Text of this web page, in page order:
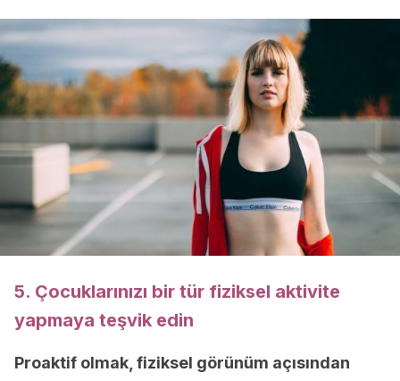
5. Çocuklarınızı bir tür fiziksel aktivite
yapmaya teşvik edin
Proaktif olmak, fiziksel görünüm açısından